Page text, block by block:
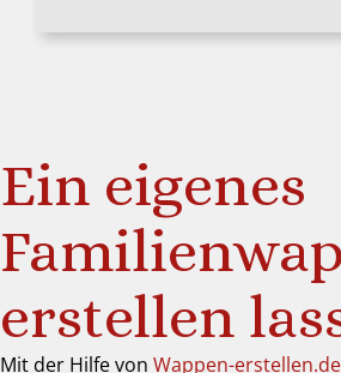
Ein eigenes
erstellen
Mit der Hilfe von Wappen-erstellen.de